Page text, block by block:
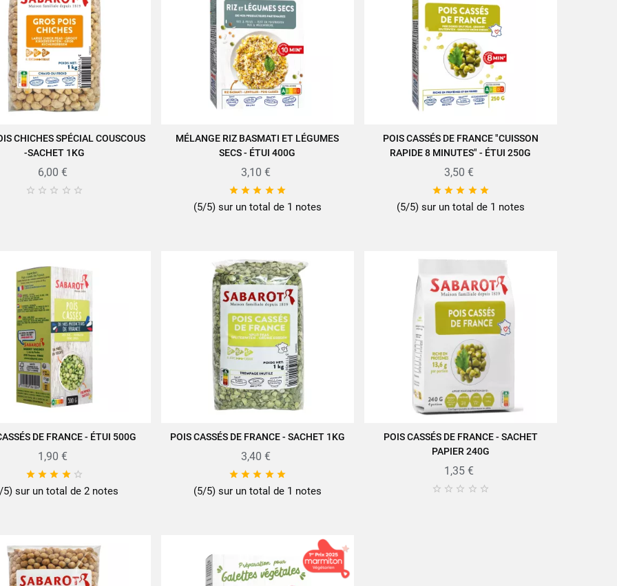
AU PANIER
CHICHES SPÉCIAL COUSCOUS
-SACHET 1KG
6,00 €
    
AJOUTER AU PANIER
MÉLANGE RIZ BASMATI ET LÉGUMES
SECS - ÉTUI 400G
3,10 €
    
(5/5) sur un total de 1 notes
AJOUTER AU PANIER
POIS CASSÉS DE FRANCE "CUISSON
RAPIDE 8 MINUTES" - ÉTUI 250G
3,50 €
    
(5/5) sur un total de 1 notes
AU PANIER
DE FRANCE - ÉTUI 500G
1,90 €
    
5) sur un total de 2 notes
AJOUTER AU PANIER
POIS CASSÉS DE FRANCE - SACHET 1KG
3,40 €
    
(5/5) sur un total de 1 notes
AJOUTER AU PANIER
POIS CASSÉS DE FRANCE - SACHET
PAPIER 240G
1,35 €
    